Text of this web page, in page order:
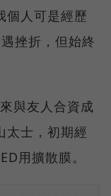
個人可是經歷
挫折，但始終
與友人合資成
太士，初期經
用擴散膜。